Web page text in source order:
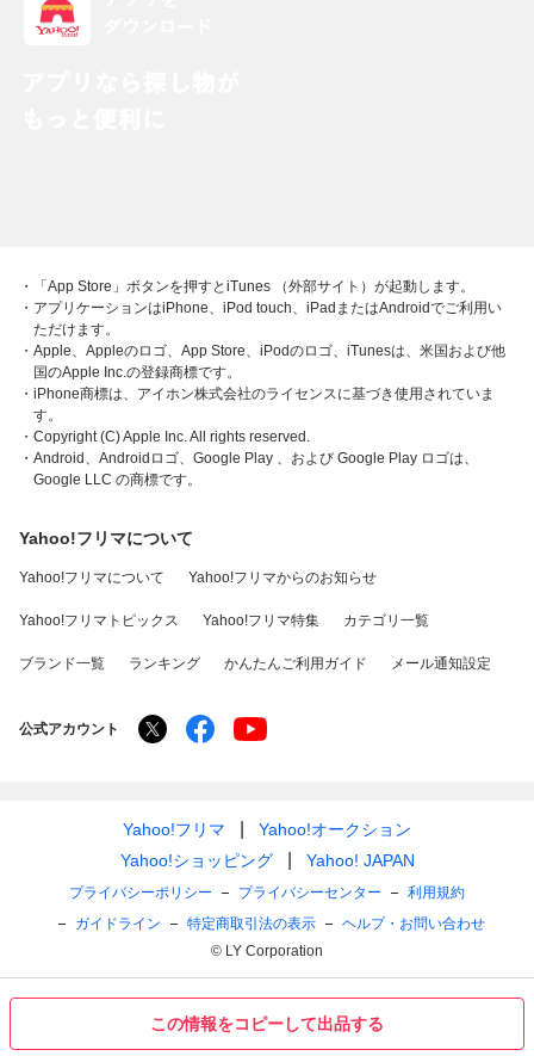
この情報をコピーして出品する
・「App Store」ボタンを押すとiTunes （外部サイト）が起動します。
・アプリケーションはiPhone、iPod touch、iPadまたはAndroidでご利用い
ただけます。
・Apple、Appleのロゴ、App Store、iPodのロゴ、iTunesは、米国および他
国のApple Inc.の登録商標です。
・iPhone商標は、アイホン株式会社のライセンスに基づき使用されていま
す。
・Copyright (C) Apple Inc. All rights reserved.
・Android、Androidロゴ、Google Play 、および Google Play ロゴは、
Google LLC の商標です。
Yahoo!フリマについて
Yahoo!フリマについて Yahoo!フリマからのお知らせ
Yahoo!フリマトピックス Yahoo!フリマ特集 カテゴリ一覧
ブランド一覧 ランキング かんたんご利用ガイド メール通知設定
公式アカウント
Yahoo!フリマ
Yahoo!オークション
Yahoo!ショッピング
Yahoo! JAPAN
プライバシーポリシー プライバシーセンター
利用規約
ガイドライン
特定商取引法の表示
ヘルプ・お問い合わせ
© LY Corporation